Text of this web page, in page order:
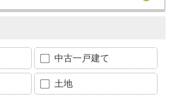
中古一戸建て
土地